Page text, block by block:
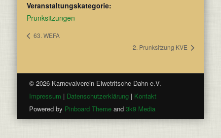
Veranstaltungskategorie:
Prunksitzungen
63. WEFA
2. Prunksitzung KVE
© 2026 Karnevalverein Elwetritsche Dahn e.V.
Impressum | Datenschutzerklärung| Kontakt
Powered by Pinboard Themeand 3k9 Media